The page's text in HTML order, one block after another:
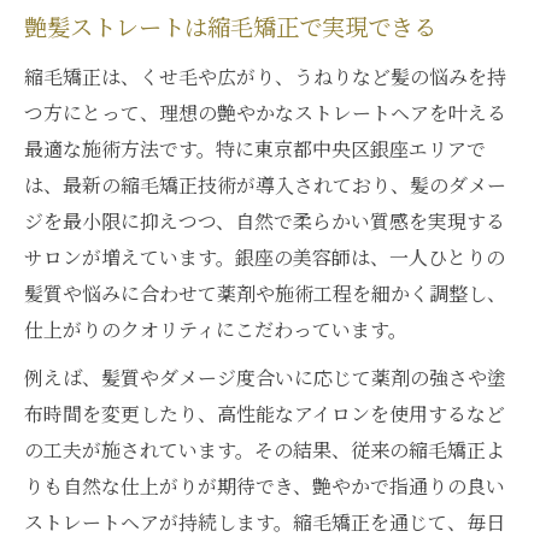
艶髪ストレートは縮毛矯正で実現できる
縮毛矯正は、くせ毛や広がり、うねりなど髪の悩みを持
つ方にとって、理想の艶やかなストレートヘアを叶える
最適な施術方法です。特に東京都中央区銀座エリアで
は、最新の縮毛矯正技術が導入されており、髪のダメー
ジを最小限に抑えつつ、自然で柔らかい質感を実現する
サロンが増えています。銀座の美容師は、一人ひとりの
髪質や悩みに合わせて薬剤や施術工程を細かく調整し、
仕上がりのクオリティにこだわっています。
例えば、髪質やダメージ度合いに応じて薬剤の強さや塗
布時間を変更したり、高性能なアイロンを使用するなど
の工夫が施されています。その結果、従来の縮毛矯正よ
りも自然な仕上がりが期待でき、艶やかで指通りの良い
ストレートヘアが持続します。縮毛矯正を通じて、毎日